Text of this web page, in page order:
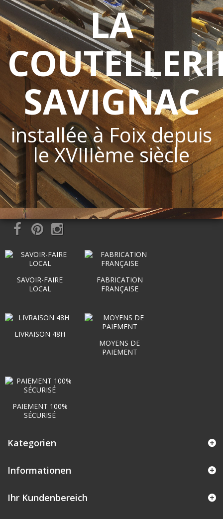
LA
SAVIGNAC
installée à Foix depuis
le XVIIIème siècle
SAVOIR-FAIRE
LOCAL
FABRICATION
FRANÇAISE
LIVRAISON 48H
MOYENS DE
PAIEMENT
PAIEMENT 100%
SÉCURISÉ
Kategorien
Informationen
Ihr Kundenbereich